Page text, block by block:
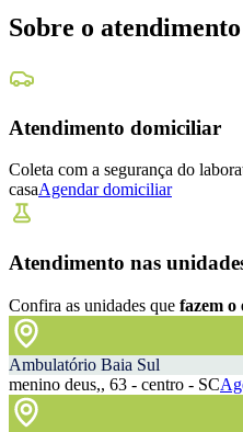
Sobre o atendimento
Atendimento domiciliar
Coleta com a segurança do
casaAgendar domiciliar
Atendimento nas
Confira as unidades que fazem o
Ambulatório Baia Sul
menino deus,, 63 - centro - SC